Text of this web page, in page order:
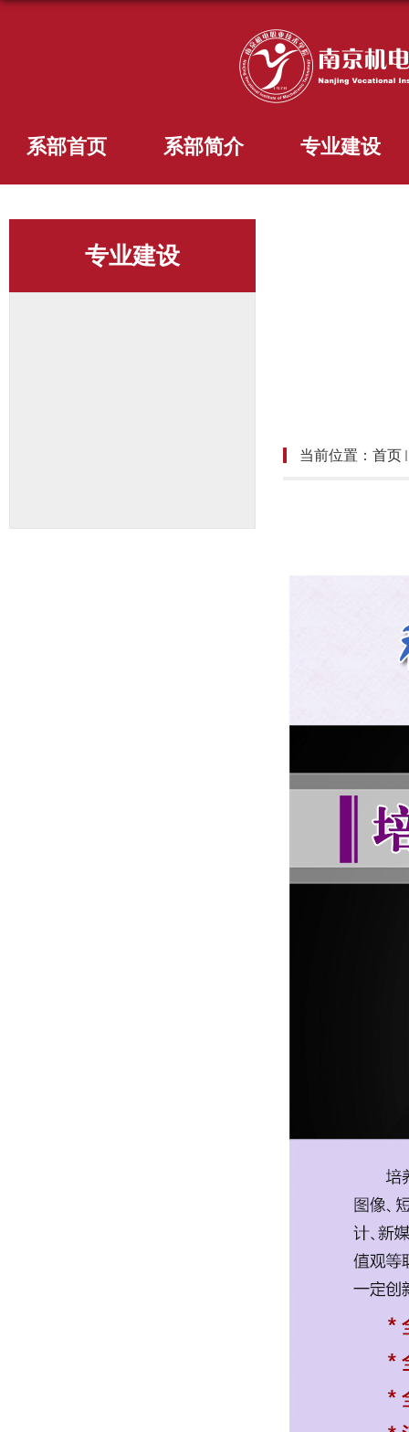
系部首页 系部简介 专业建设
专业建设
当前位置： 首页